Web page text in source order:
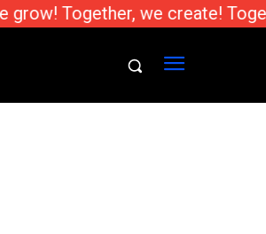
Together, we create!